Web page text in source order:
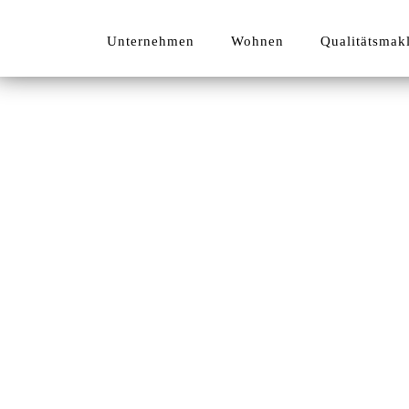
Unternehmen Wohnen